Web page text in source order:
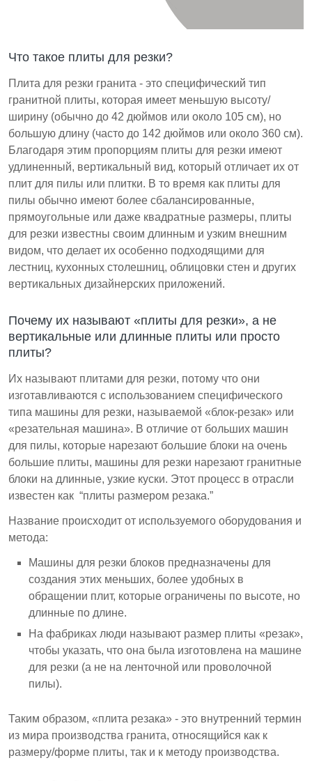
Что такое плиты для резки?
Плита для резки гранита - это специфический тип
гранитной плиты, которая имеет меньшую высоту/
ширину (обычно до 42 дюймов или около 105 см), но
большую длину (часто до 142 дюймов или около 360 см).
Благодаря этим пропорциям плиты для резки имеют
удлиненный, вертикальный вид, который отличает их от
плит для пилы или плитки. В то время как плиты для
пилы обычно имеют более сбалансированные,
прямоугольные или даже квадратные размеры, плиты
для резки известны своим длинным и узким внешним
видом, что делает их особенно подходящими для
лестниц, кухонных столешниц, облицовки стен и других
вертикальных дизайнерских приложений.
Почему их называют «плиты для резки», а не
вертикальные или длинные плиты или просто
плиты?
Их называют плитами для резки, потому что они
изготавливаются с использованием специфического
типа машины для резки, называемой «блок-резак» или
«резательная машина». В отличие от больших машин
для пилы, которые нарезают большие блоки на очень
большие плиты, машины для резки нарезают гранитные
блоки на длинные, узкие куски. Этот процесс в отрасли
известен как “плиты размером резака.”
Название происходит от используемого оборудования и
метода:
Машины для резки блоков предназначены для
создания этих меньших, более удобных в
обращении плит, которые ограничены по высоте, но
длинные по длине.
На фабриках люди называют размер плиты «резак»,
чтобы указать, что она была изготовлена на машине
для резки (а не на ленточной или проволочной
пилы).
Таким образом, «плита резака» - это внутренний термин
из мира производства гранита, относящийся как к
размеру/форме плиты, так и к методу производства.